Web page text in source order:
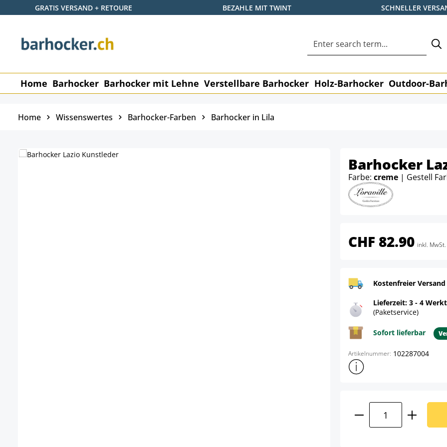
Hauptinhalt springen
Zur Suche springen
Zur Hauptnavigation springen
GRATIS VERSAND + RETOURE BEZAHLE MIT TWINT SCHNELLER
Home Barhocker Barhocker mit Lehne Verstellbare Barhocker Holz-Barhocker Outdoor-
Home Wissenswertes Barhocker-Farben Barhocker in Lila
Barhocker
Farbe: creme | Gestell
CHF 82.90 inkl. MwSt.
Kostenfreier
Lieferzeit: 3 - 4
(Paketservice)
Sofort lieferbar
Artikelnummer: 102287004
Weitere
Produkt Anzahl: